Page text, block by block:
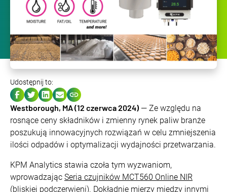
Westborough, MA (12 czerwca 2024) — Ze względu na
rosnące ceny składników i zmienny rynek paliw branże
poszukują innowacyjnych rozwiązań w celu zmniejszenia
ilości odpadów i optymalizacji wydajności przetwarzania.
KPM Analytics stawia czoła tym wyzwaniom,
wprowadzając Seria czujników MCT560 Online NIR
(bliskiej podczerwieni). Dokładnie mierzy między innymi
Udostępnij to: